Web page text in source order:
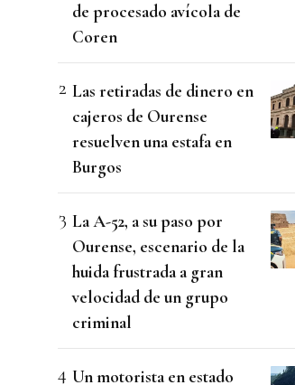
de procesado avícola de
Coren
Las retiradas de dinero en
cajeros de Ourense
resuelven una estafa en
Burgos
La A-52, a su paso por
Ourense, escenario de la
huida frustrada a gran
velocidad de un grupo
criminal
Un motorista en estado